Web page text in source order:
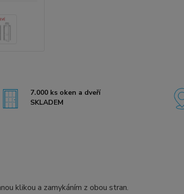
7.000 ks oken a dveří
SKLADEM
klikou a zamykáním z obou stran.